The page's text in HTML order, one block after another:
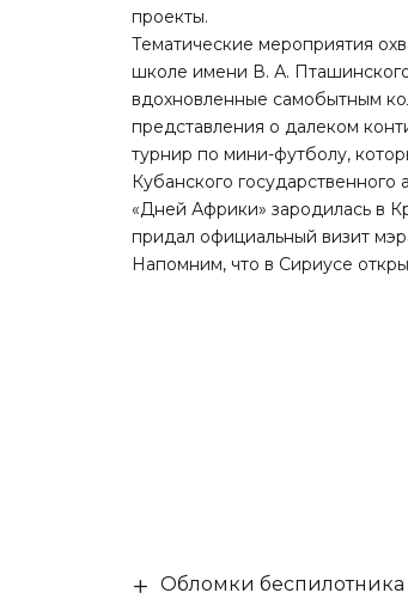
проекты.
Тематические мероприятия
школе имени В. А.
вдохновленные самобытным
представления о далеком
турнир по мини-футболу,
Кубанского государственного
«Дней Африки» зародилась в
придал официальный визит
Напомним, что в Сириусе
Обломки беспилотника